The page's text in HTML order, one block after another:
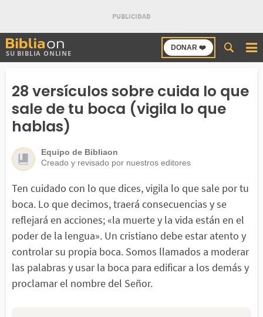
SU BIBLIA ONLINE
DONAR ❤️
Buscar
en
28 versículos sobre cuida lo que
sale de tu boca (vigila lo que
hablas)
Equipo de Bibliaon
Creado y revisado por nuestros editores
Ten cuidado con lo que dices, vigila lo que sale por tu
boca. Lo que decimos, traerá consecuencias y se
reflejará en acciones; «la muerte y la vida están en el
poder de la lengua». Un cristiano debe estar atento y
controlar su propia boca. Somos llamados a moderar
las palabras y usar la boca para edificar a los demás y
proclamar el nombre del Señor.